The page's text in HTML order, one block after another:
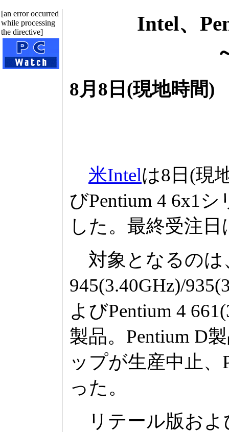
[an error occurred
while processing
the directive]
Intel、
8月8日(現地時間
米Intelは8日(現
びPentium 4 6x1
した。最終受注日
対象となるのは
945(3.40GHz)/
よびPentium 4
製品。Pentium D
ップが生産中止、
った。
リテール版およ